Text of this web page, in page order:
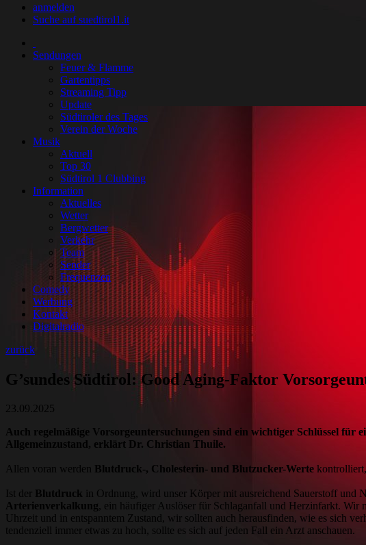
anmelden
Suche auf suedtirol1.it
Sendungen
Feuer & Flamme
Gartentipps
Streaming Tipp
Update
Südtiroler des Tages
Verein der Woche
Musik
Aktuell
Top 30
Südtirol 1 Clubbing
Information
Aktuelles
Wetter
Bergwetter
Verkehr
Team
Sender
Frequenzen
Comedy
Werbung
Kontakt
Digitalradio
zurück
G’sundes Südtirol: Good Aging-Faktor
23.09.2025
Auch regelmäßige Vorsorgeuntersuchungen sind ein wichtiger Schlüssel
Allgemeinzustand, erklärt Dr. Christian Thuile.
Allen voran werden Blutdruck-, Cholesterin- und Blutzucker-Werte
Ist der Blutdruck in Ordnung, wird unser Körper mit ausreichend Sauerstoff und
Arterienverkalkung , ein häufiger Auslöser für Schlaganfall und Herzinfarkt. Wir
Uhrzeit und in entspanntem Zustand, wir sollten auch herausfinden, wie es sich
tendenziell immer etwas zu hoch, sollte es sich auf jeden Fall ein Arzt anschauen.